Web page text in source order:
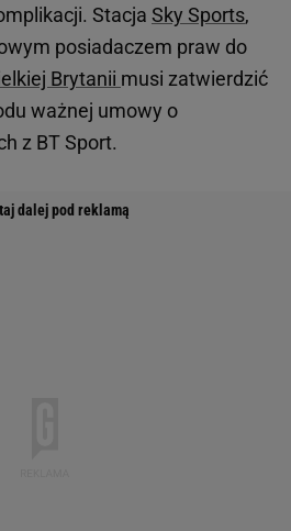
Stacja Sky Sports,
posiadaczem praw do
Brytanii musi zatwierdzić
ważnej umowy o
z BT Sport.